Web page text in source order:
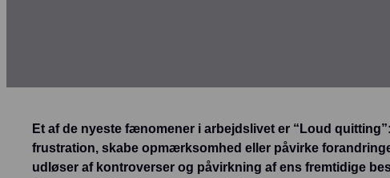
Et af de nyeste fænomener i arbejdslivet er “Loud
frustration, skabe opmærksomhed eller påvirke
udløser af kontroverser og påvirkning af ens fremtidige